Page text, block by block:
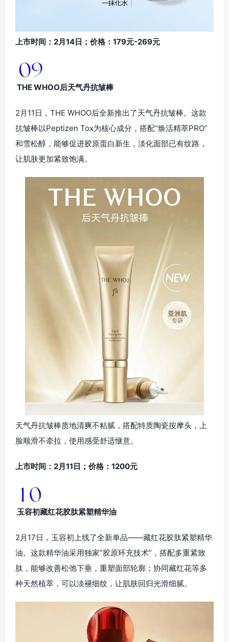
上市时间：2月14日；价格：179元-269元
THE WHOO后天气丹抗皱棒
2月11日，THE WHOO后全新推出了天气丹抗皱棒。这款
抗皱棒以Peptizen Tox为核心成分，搭配“焕活精萃PRO”
和雪松醇，能够促进胶原蛋白新生，淡化面部已有纹路，
让肌肤更加紧致饱满。
天气丹抗皱棒质地清爽不粘腻，搭配特质陶瓷按摩头，上
脸顺滑不牵拉，使用感受舒适惬意。
上市时间：2月11日；价格：1200元
玉容初藏红花胶肽紧塑精华油
2月17日，玉容初上线了全新单品——藏红花胶肽紧塑精华
油。这款精华油采用独家“胶原环充技术”，搭配多重紧致
肽，能够改善松弛下垂，重塑面部轮廓；协同藏红花等多
种天然植萃，可以淡褪细纹，让肌肤回归光滑细腻。